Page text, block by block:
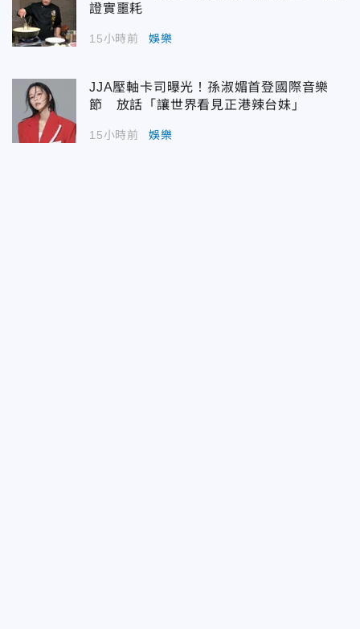
證實噩耗
15小時前 娛樂
JJA壓軸卡司曝光！孫淑媚首登國際音樂
節 放話「讓世界看見正港辣台妹」
15小時前 娛樂